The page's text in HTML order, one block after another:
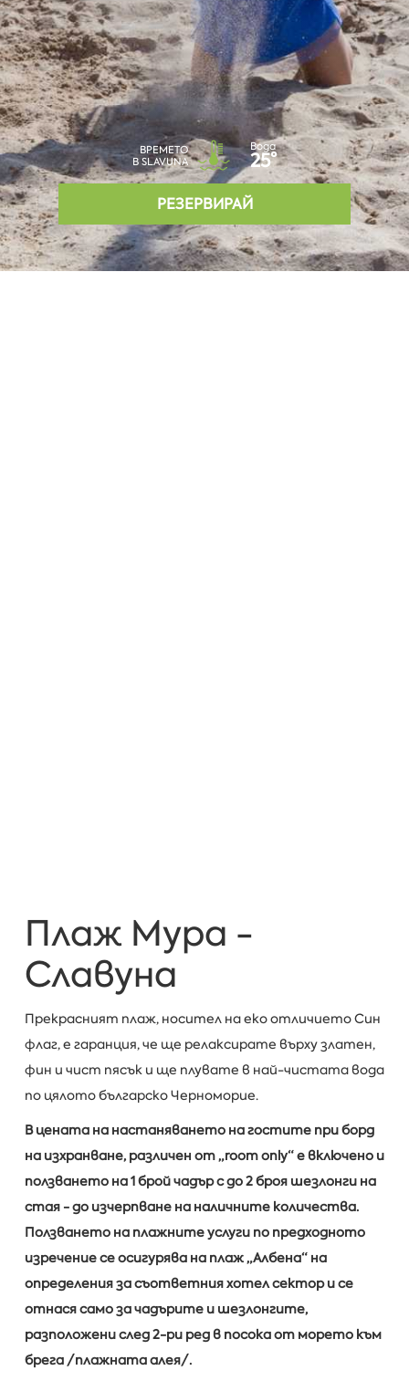
ВРЕМЕТО
В SLAVUNA
Вода
25°
РЕЗЕРВИРАЙ
Плаж Мура -
Славуна
Прекрасният плаж, носител на еко отличието Син
флаг, е гаранция, че ще релаксирате върху златен,
фин и чист пясък и ще плувате в най-чистата вода
по цялото българско Черноморие.
В цената на настаняването на гостите при борд
на изхранване, различен от „roomonly“ е включено и
ползването на 1 брой чадър с до 2 броя шезлонги на
стая - до изчерпване на наличните количества.
Ползването на плажните услуги по предходното
изречение се осигурява на плаж „Албена“ на
определения за съответния хотел сектор и се
отнася само за чадърите и шезлонгите,
разположени след 2-ри ред в посока от морето към
брега /плажната алея/.